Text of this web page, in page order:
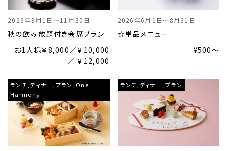
HOME
宿泊
レストラン＆バー
宴会・会議・パーティー
新着情報
お問い合わせ
2026年9月1日～11月30日
秋の飲み放題付き会席プラン
お1人様￥8,000／￥10,000
／ ￥12,000
2026年6月1日～8月31日
☆単品メニュー
¥500～
ランチ,ディナー,プラン,One
Harmony
ランチ,ディナー,プラン